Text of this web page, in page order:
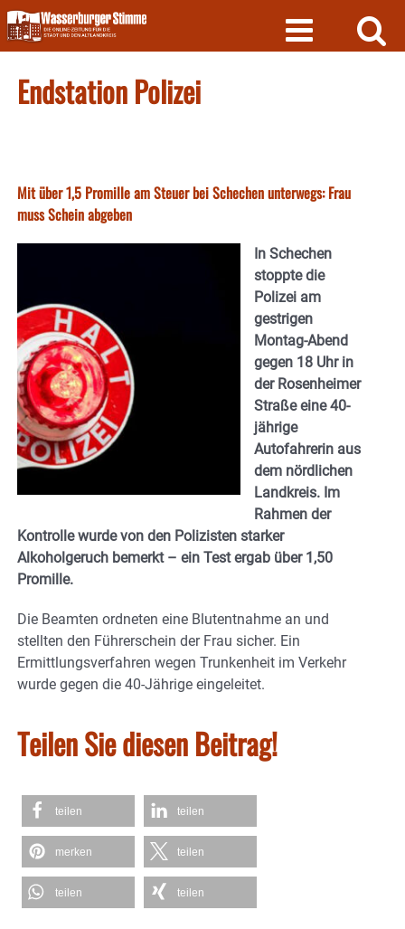
Skip
to
content
Endstation Polizei
Mit über 1,5 Promille am Steuer bei Schechen unterwegs: Frau
muss Schein abgeben
In Schechen
stoppte die
Polizei am
gestrigen
Montag-Abend
gegen 18 Uhr in
der Rosenheimer
Straße eine 40-
jährige
Autofahrerin aus
dem nördlichen
Landkreis. Im
Rahmen der
Kontrolle wurde von den Polizisten starker
Alkoholgeruch bemerkt – ein Test ergab über 1,50
Promille.
Die Beamten ordneten eine Blutentnahme an und
stellten den Führerschein der Frau sicher. Ein
Ermittlungsverfahren wegen Trunkenheit im Verkehr
wurde gegen die 40-Jährige eingeleitet.
Teilen Sie diesen Beitrag!
teilen teilen
merken teilen
teilen teilen